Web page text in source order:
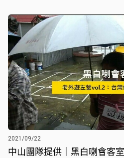
2021/09/22
中山團隊提供｜黑白喇會客